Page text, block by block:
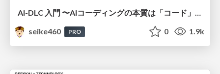
AI-DLC 入門 〜AIコーディングの本質は「コード」ではなく「構造」〜 / Introduction to AI-DLC: The Essence of AI Coding Is Not “Code” but “Structure”
seike460
PRO 0 1.9k